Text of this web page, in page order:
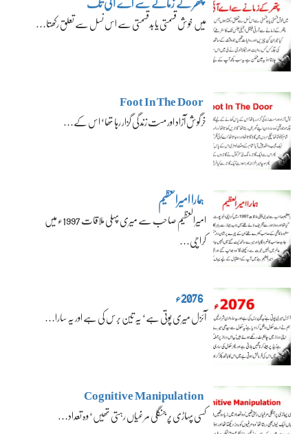
میں خوش قسمتی یا بدقسمتی سے اس نسل سے تعلق رکھتا…
Foot In The Door
خرگوش آزاد اور مست زندگی گزار رہا تھا‘ اس کے…
ہمارا امیرالعظیم
امیرالعظیم صاحب سے میری پہلی ملاقات 1997ء میں
کراچی…
2076ء
آئزل میری پوتی ہے‘ یہ تین برس کی ہے اور یہ سارا…
Cognitive Manipulation
کسی پہاڑی پر جنگلی مرغیاں رہتی تھیں‘ وہ تعداد…